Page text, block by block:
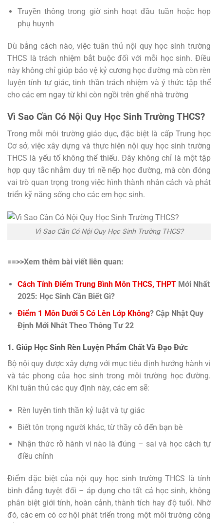
Truyền thông trong giờ sinh hoạt đầu tuần hoặc họp
phụ huynh
Dù bằng cách nào, việc tuân thủ nội quy học sinh trường
THCS là trách nhiệm bắt buộc đối với mỗi học sinh. Điều
này không chỉ giúp bảo vệ kỷ cương học đường mà còn rèn
luyện tính tự giác, tinh thần trách nhiệm và ý thức tập thể
cho các em ngay từ khi còn ngồi trên ghế nhà trường
Vì Sao Cần Có Nội Quy Học Sinh Trường THCS?
Trong mỗi môi trường giáo dục, đặc biệt là cấp Trung học
Cơ sở, việc xây dựng và thực hiện nội quy học sinh trường
THCS là yếu tố không thể thiếu. Đây không chỉ là một tập
hợp quy tắc nhằm duy trì nề nếp học đường, mà còn đóng
vai trò quan trọng trong việc hình thành nhân cách và phát
triển kỹ năng sống cho các em học sinh.
Vì Sao Cần Có Nội Quy Học Sinh Trường THCS?
==>>Xem thêm bài viết liên quan:
Cách Tính Điểm Trung Bình Môn THCS, THPTMới Nhất
2025: Học Sinh Cần Biết Gì?
Điểm 1 Môn Dưới 5 Có Lên Lớp Không? Cập Nhật Quy
Định Mới Nhất Theo Thông Tư 22
1. Giúp Học Sinh Rèn Luyện Phẩm Chất Và Đạo Đức
Bộ nội quy được xây dựng với mục tiêu định hướng hành vi
và tác phong của học sinh trong môi trường học đường.
Khi tuân thủ các quy định này, các em sẽ:
Rèn luyện tinh thần kỷ luật và tự giác
Biết tôn trọng người khác, từ thầy cô đến bạn bè
Nhận thức rõ hành vi nào là đúng – sai và học cách tự
điều chỉnh
Điểm đặc biệt của nội quy học sinh trường THCS là tính
bình đẳng tuyệt đối – áp dụng cho tất cả học sinh, không
phân biệt giới tính, hoàn cảnh, thành tích hay độ tuổi. Nhờ
đó, các em có cơ hội phát triển trong một môi trường công